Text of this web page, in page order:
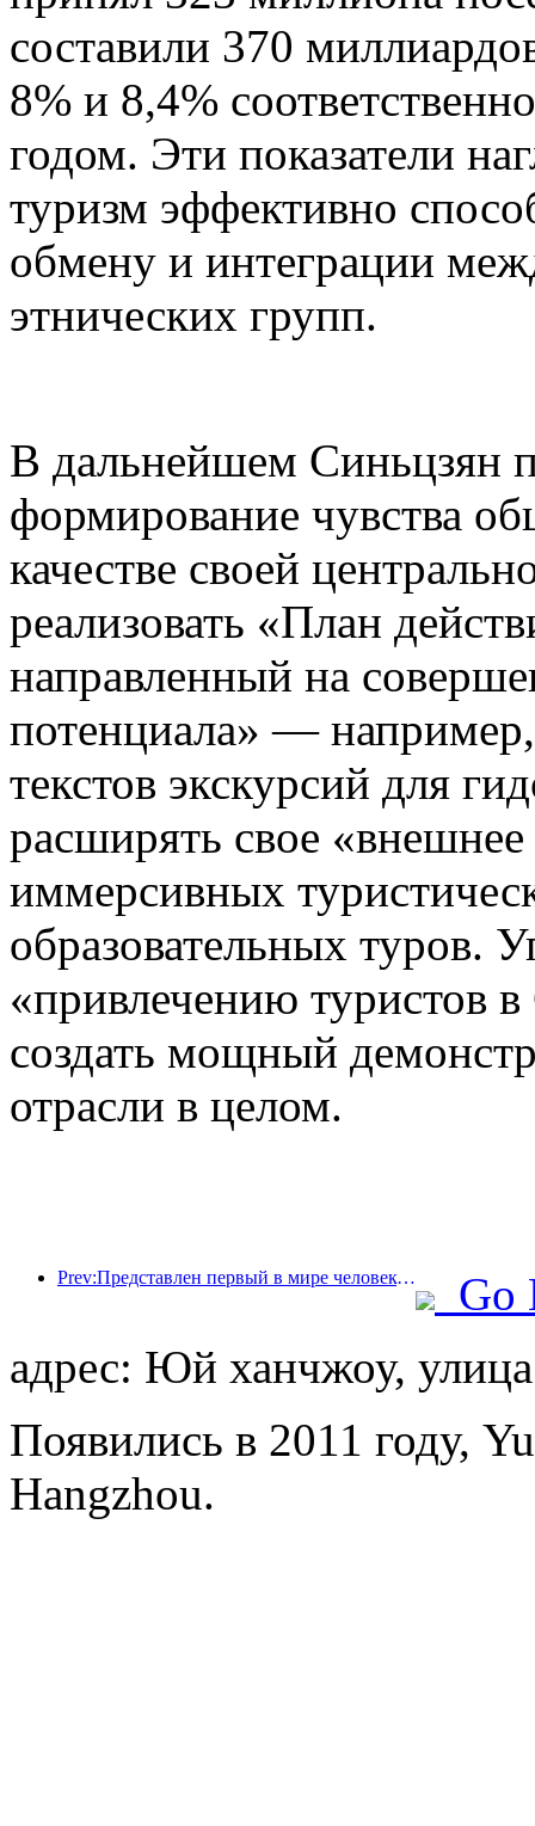
составили 370
8% и 8,4%
годом. Эти показатели
туризм эффективно
обмену и интеграции
этнических групп.
В дальнейшем Синьцзян
формирование чувства
качестве своей
реализовать «План
направленный на
потенциала» — например,
текстов экскурсий для
расширять свое «внешнее
иммерсивных
образовательных туров.
«привлечению туристов
создать мощный
отрасли в целом.
Prev:Представлен первый в мире человекоподобный робот, ориентированный на обслуживание в сфере общественного питания в различных сценариях.
Go
адрес: Юй ханчжоу,
Появились в 2011 году,
Hangzhou.